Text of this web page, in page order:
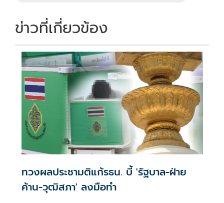
ข่าวที่เกี่ยวข้อง
ทวงผลประชามติแก้รธน. บี้ 'รัฐบาล-ฝ่าย
ค้าน-วุฒิสภา' ลงมือทำ